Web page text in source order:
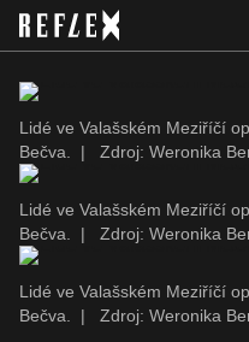
Lidé ve Valašském Meziříčí
Bečva.
| Zdroj: Weronika
Lidé ve Valašském Meziříčí
Bečva.
| Zdroj: Weronika
Lidé ve Valašském Meziříčí
Bečva.
| Zdroj: Weronika